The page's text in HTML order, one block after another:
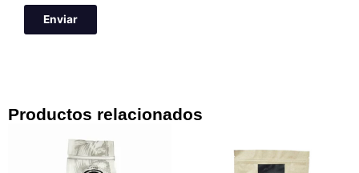
Productos relacionados